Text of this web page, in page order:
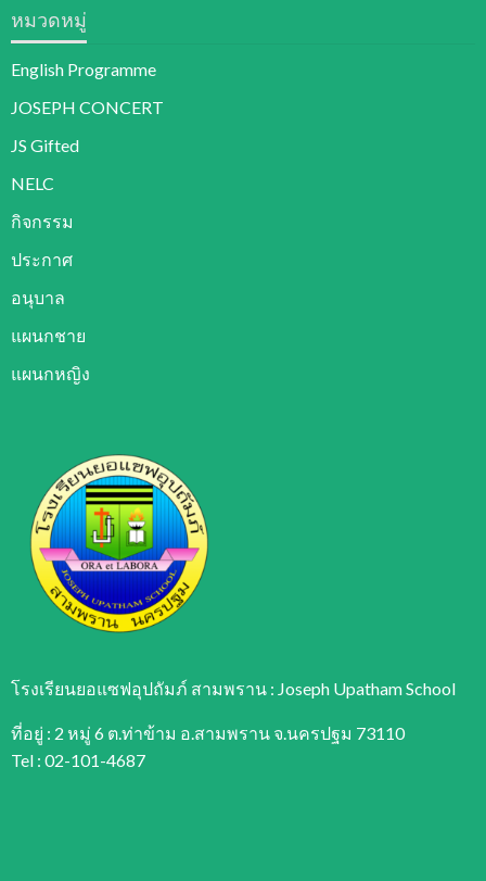
หมวดหมู่
English Programme
JOSEPH CONCERT
JS Gifted
NELC
กิจกรรม
ประกาศ
อนุบาล
แผนกชาย
แผนกหญิง
โรงเรียนยอแซฟอุปถัมภ์ สามพราน : Joseph Upatham School
ที่อยู่ : 2 หมู่ 6 ต.ท่าข้าม อ.สามพราน จ.นครปฐม 73110
Tel : 02-101-4687